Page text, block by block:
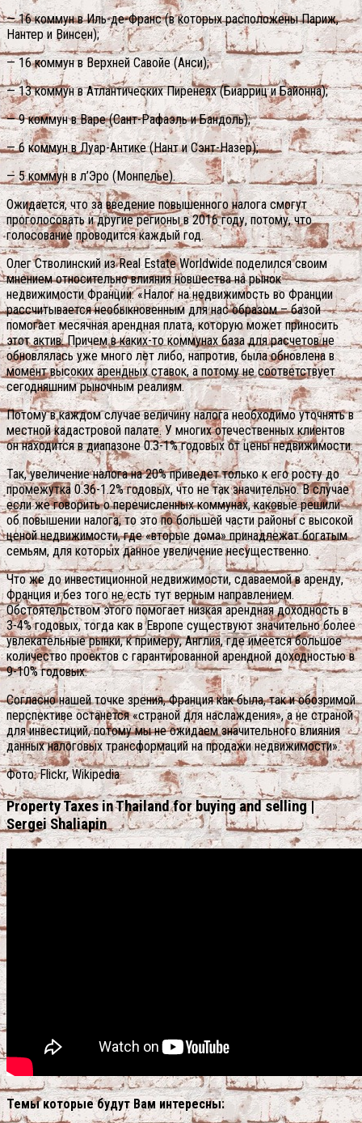
— 16 коммун в Иль-де-Франс (в которых расположены Париж,
Нантер и Винсен);
— 16 коммун в Верхней Савойе (Анси);
— 13 коммун в Атлантических Пиренеях (Биарриц и Байонна);
— 9 коммун в Варе (Сант-Рафаэль и Бандоль);
— 6 коммун в Луар-Антике (Нант и Сэнт-Назер);
— 5 коммун в л’Эро (Монпелье).
Ожидается, что за введение повышенного налога смогут
проголосовать и другие регионы в 2016 году, потому, что
голосование проводится каждый год.
Олег Стволинский из Real Estate Worldwide поделился своим
мнением относительно влияния новшества на рынок
недвижимости Франции: «Налог на недвижимость во Франции
рассчитывается необыкновенным для нас образом – базой
помогает месячная арендная плата, которую может приносить
этот актив. Причем в каких-то коммунах база для расчетов не
обновлялась уже много лет либо, напротив, была обновлена в
момент высоких арендных ставок, а потому не соответствует
сегодняшним рыночным реалиям.
Потому в каждом случае величину налога необходимо уточнять в
местной кадастровой палате. У многих отечественных клиентов
он находится в диапазоне 0.3-1% годовых от цены недвижимости.
Так, увеличение налога на 20% приведет только к его росту до
промежутка 0.36-1.2% годовых, что не так значительно. В случае
если же говорить о перечисленных коммунах, каковые решили
об повышении налога, то это по большей части районы с высокой
ценой недвижимости, где «вторые дома» принадлежат богатым
семьям, для которых данное увеличение несущественно.
Что же до инвестиционной недвижимости, сдаваемой в аренду,
Франция и без того не есть тут верным направлением.
Обстоятельством этого помогает низкая арендная доходность в
3-4% годовых, тогда как в Европе существуют значительно более
увлекательные рынки, к примеру, Англия, где имеется большое
количество проектов с гарантированной арендной доходностью в
9-10% годовых.
Согласно нашей точке зрения, Франция как была, так и обозримой
перспективе останется «страной для наслаждения», а не страной
для инвестиций, потому мы не ожидаем значительного влияния
данных налоговых трансформаций на продажи недвижимости».
Фото: Flickr, Wikipedia
Property Taxes in Thailand for buying and selling |
Sergei Shaliapin
Темы которые будут Вам интересны: